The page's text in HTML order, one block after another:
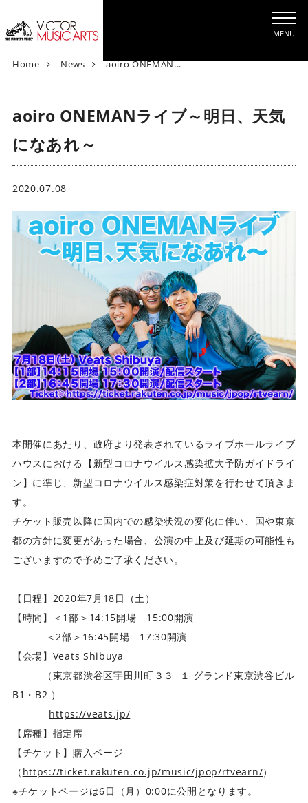
MENU
Home
V
t
r
s
c
A
r
ク
ー
ミ
ュ
ッ
ク
ア
ー
株
式
会
News aoiro ONEMAN...
aoiro ONEMANライブ～明日、天気
になあれ～
2020.07.08
本開催にあたり、政府より発表されているライブホールライブ
ハウスにおける【新型コロナウイルス感染拡大予防ガイドライ
ン】に準じ、新型コロナウイルス感染症対策を行わせて頂きま
す。
チケット販売以降に国内での感染状況の変化に伴い、国や東京
都の方針に変更があった場合、公演の中止及び延期の可能性も
ございますので予めご了承ください。
【日程】2020年7月18日（土）
【時間】＜1部＞14:15開場 15:00開演
＜2部＞16:45開場 17:30開演
【会場】Veats Shibuya
（東京都渋谷区宇田川町３３−１ グランド東京渋谷ビル
B1・B2 ）
https://veats.jp/
【席種】指定席
【チケット】購入ページ
（ https://ticket.rakuten.co.jp/music/jpop/rtvearn/）
※チケットページは6日（月）0:00に公開となります。